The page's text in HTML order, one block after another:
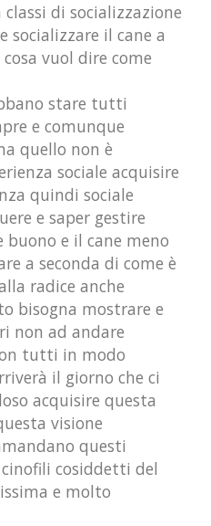
di socializzazione
socializzare il cane a
vuol dire come
stare tutti
e comunque
quello non è
sociale acquisire
quindi sociale
e saper gestire
e il cane meno
a seconda di come è
radice anche
bisogna mostrare e
non ad andare
tutti in modo
il giorno che ci
acquisire questa
visione
questi
cosiddetti del
e molto